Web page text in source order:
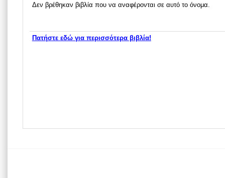
Δεν βρέθηκαν βιβλία που να αναφέρονται σε αυτό το όνομα.
Πατήστε εδώ για περισσότερα βιβλία!